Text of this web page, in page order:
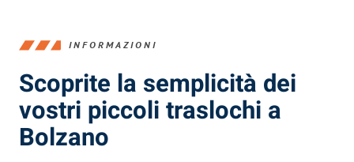
INFORMAZIONI
Scoprite la semplicità dei
vostri piccoli traslochi a
Bolzano